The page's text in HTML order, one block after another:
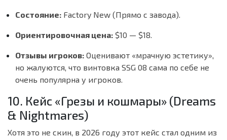
Состояние: Factory New (Прямо с завода).
Ориентировочная цена: $10 — $18.
Отзывы игроков: Оценивают «мрачную эстетику»,
но жалуются, что винтовка SSG 08 сама по себе не
очень популярна у игроков.
10. Кейс «Грезы и кошмары» (Dreams
& Nightmares)
Хотя это не скин, в 2026 году этот кейс стал одним из